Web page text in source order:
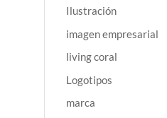
Ilustración
imagen empresarial
living coral
Logotipos
marca